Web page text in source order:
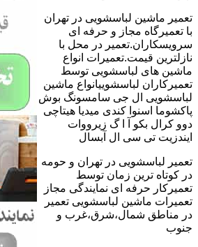
تعمیر ماشین لباسشویی در تهران
با تعمیرگاه مجاز و حرفه ای
سرویسکاران.تعمیر در محل با
نازلترین قیمت.تعمیرات انواع
ماشین های لباسشویی توسط
تعمیرکاران لباسشوییانواع ماشین
لباسشویی ال جی سامسونگ بوش
پاکشوما اسنوا کندی میدیا هیتاچی
دوو کرال بکو آ ا گ زیرووات
ایندزیت تی سی ال آبسال
تعمیر لباسشویی در تهران و حومه
در کوتاه ترین زمان توسط
تعمیرکار حرفه ای نمایندگی مجاز
تعمیرات ماشین لباسشویی تعمیر
در مناطق شمال،شرق،غرب و
جنوب